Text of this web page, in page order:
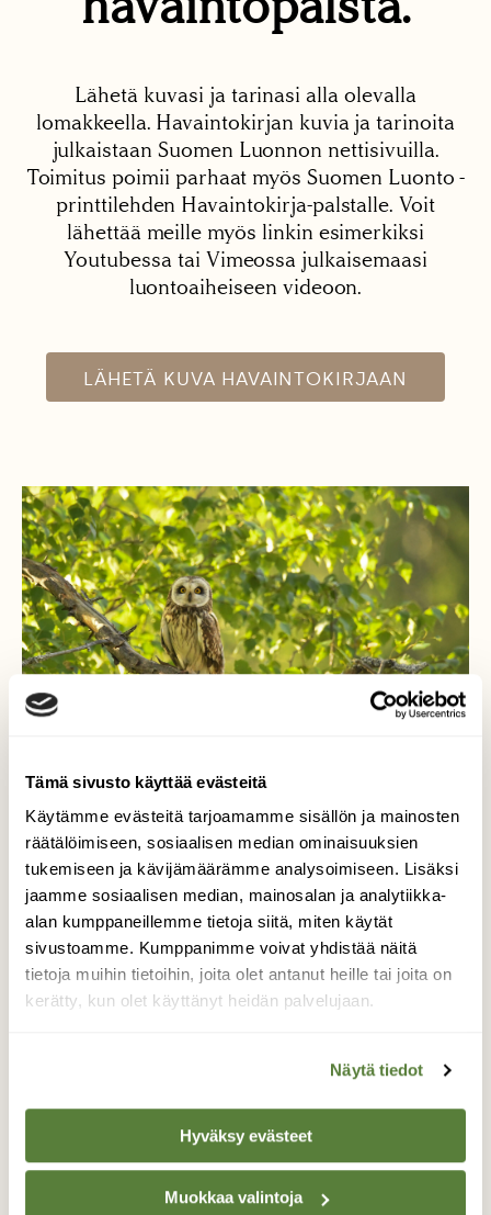
Tämä sivusto käyttää evästeitä
Käytämme evästeitä tarjoamamme sisällön ja mainosten
räätälöimiseen, sosiaalisen median ominaisuuksien
tukemiseen ja kävijämäärämme analysoimiseen. Lisäksi
jaamme sosiaalisen median, mainosalan ja analytiikka-
alan kumppaneillemme tietoja siitä, miten käytät
sivustoamme. Kumppanimme voivat yhdistää näitä
tietoja muihin tietoihin, joita olet antanut heille tai joita on
kerätty, kun olet käyttänyt heidän palvelujaan.
Näytä tiedot
Hyväksy evästeet
Muokkaa valintoja
Lähetä kuvasi ja tarinasi alla olevalla
lomakkeella. Havaintokirjan kuvia ja tarinoita
julkaistaan Suomen Luonnon nettisivuilla.
Toimitus poimii parhaat myös Suomen Luonto -
printtilehden Havaintokirja-palstalle. Voit
lähettää meille myös linkin esimerkiksi
Youtubessa tai Vimeossa julkaisemaasi
luontoaiheiseen videoon.
LÄHETÄ KUVA HAVAINTOKIRJAAN
SUOPÖLLÖ
Hetki Suopöllö "kuiskaajana" Kesäkoivun
katveessa hyvä piilopaikka
Valokuvaaja: Maija Savolainen, Nurmes Saramo
TAKAISIN LISTAAN